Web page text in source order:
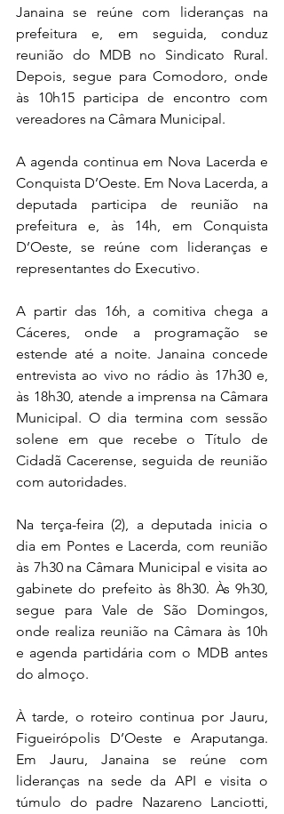
Janaina se reúne com lideranças na
prefeitura e, em seguida, conduz
reunião do MDB no Sindicato Rural.
Depois, segue para Comodoro, onde
às 10h15 participa de encontro com
vereadores na Câmara Municipal.
A agenda continua em Nova Lacerda e
Conquista D’Oeste. Em Nova Lacerda, a
deputada participa de reunião na
prefeitura e, às 14h, em Conquista
D’Oeste, se reúne com lideranças e
representantes do Executivo.
A partir das 16h, a comitiva chega a
Cáceres, onde a programação se
estende até a noite. Janaina concede
entrevista ao vivo no rádio às 17h30 e,
às 18h30, atende a imprensa na Câmara
Municipal. O dia termina com sessão
solene em que recebe o Título de
Cidadã Cacerense, seguida de reunião
com autoridades.
Na terça-feira (2), a deputada inicia o
dia em Pontes e Lacerda, com reunião
às 7h30 na Câmara Municipal e visita ao
gabinete do prefeito às 8h30. Às 9h30,
segue para Vale de São Domingos,
onde realiza reunião na Câmara às 10h
e agenda partidária com o MDB antes
do almoço.
À tarde, o roteiro continua por Jauru,
Figueirópolis D’Oeste e Araputanga.
Em Jauru, Janaina se reúne com
lideranças na sede da API e visita o
túmulo do padre Nazareno Lanciotti,